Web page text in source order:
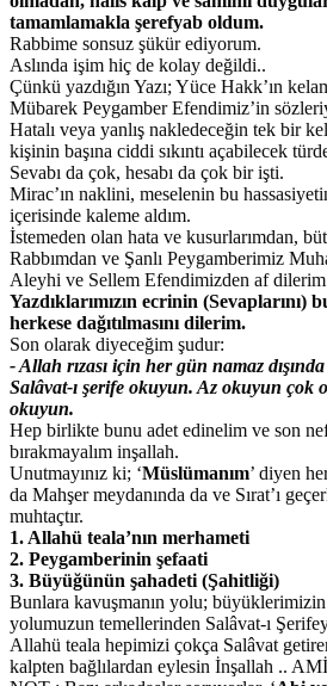
tamamlamakla şerefyab oldum.
Rabbime sonsuz şükür ediyorum.
Aslında işim hiç de kolay değildi..
Çünkü yazdığın Yazı; Yüce Hakk’ın
Mübarek Peygamber Efendimiz’in
Hatalı veya yanlış nakledeceğin tek bir
kişinin başına ciddi sıkıntı açabilecek
Sevabı da çok, hesabı da çok bir işti.
Mirac’ın naklini, meselenin bu
içerisinde kaleme aldım.
İstemeden olan hata ve kusurlarımdan,
Rabbımdan ve Şanlı Peygamberimiz
Aleyhi ve Sellem Efendimizden af
Yazdıklarımızın ecrinin (Sevaplarını)
herkese dağıtılmasını dilerim.
Son olarak diyeceğim şudur:
- Allah rızası için her gün namaz
Salâvat-ı şerife okuyun. Az okuyun çok
okuyun.
Hep birlikte bunu adet edinelim ve son
bırakmayalım inşallah.
Unutmayınız ki; ‘Müslümanım’ diyen
da Mahşer meydanında da ve Sırat’ı
muhtaçtır.
1. Allahü teala’nın merhameti
2. Peygamberinin şefaati
3. Büyüğünün şahadeti (Şahitliği)
Bunlara kavuşmanın yolu;
yolumuzun temellerinden Salâvat-ı
Allahü teala hepimizi çokça Salâvat
kalpten bağlılardan eylesin İnşallah ..